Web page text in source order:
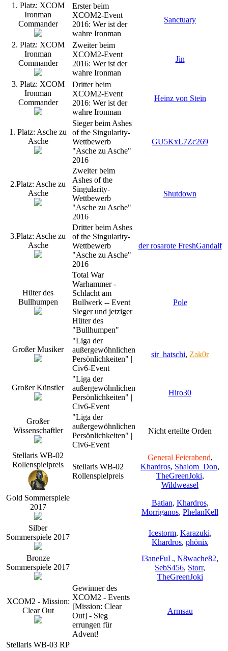
1. Platz: XCOM
Ironman
Commander
Erster beim
XCOM2-Event
2016: Wer ist der
wahre Ironman
Sanctuary
2. Platz: XCOM
Ironman
Commander
Zweiter beim
XCOM2-Event
2016: Wer ist der
wahre Ironman
Jin
3. Platz: XCOM
Ironman
Commander
Dritter beim
XCOM2-Event
2016: Wer ist der
wahre Ironman
Heinz von Stein
1. Platz: Asche zu
Asche
Sieger beim Ashes
of the Singularity-
Wettbewerb
"Asche zu Asche"
2016
GU5KxL7Zc269
2.Platz: Asche zu
Asche
Zweiter beim
Ashes of the
Singularity-
Wettbewerb
"Asche zu Asche"
2016
Shutdown
3.Platz: Asche zu
Asche
Dritter beim Ashes
of the Singularity-
Wettbewerb
"Asche zu Asche"
2016
der rosarote FreshGandalf
Hüter des
Bullhumpen
Total War
Warhammer -
Schlacht am
Bullwerk -- Event
Sieger und jetziger
Hüter des
"Bullhumpen"
Pole
Großer Musiker
"Liga der
außergewöhnlichen
Persönlichkeiten" |
Civ6-Event
sir_hatschi, Zak0r
Großer Künstler
"Liga der
außergewöhnlichen
Persönlichkeiten" |
Civ6-Event
Hiro30
Großer
Wissenschaftler
"Liga der
außergewöhnlichen
Persönlichkeiten" |
Civ6-Event
Nicht erteilte Orden
Stellaris WB-02
Rollenspielpreis
Stellaris WB-02
Rollenspielpreis
General Feierabend,
Khardros, Shalom_Don,
TheGreenJoki,
Wildweasel
Gold Sommerspiele
2017
Batian, Khardros,
Morriganos, PhelanKell
Silber
Sommerspiele 2017
Icestorm, Karazuki,
Khardros, phönix
Bronze
Sommerspiele 2017
I3aneFuL, N8wache82,
SebS456, Storr,
TheGreenJoki
XCOM2 - Mission:
Clear Out
Gewinner des
XCOM2 - Events
[Mission: Clear
Out] - Sieg
errungen für
Advent!
Armsau
Stellaris WB-03 RP